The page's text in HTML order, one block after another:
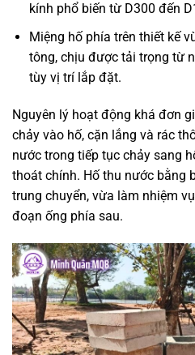
kính phổ biến từ D300 đến
Miệng hố phía trên thiết kế
tông, chịu được tải trọng từ
tùy vị trí lắp đặt.
Nguyên lý hoạt động khá đơn
chảy vào hố, cặn lắng và rác
nước trong tiếp tục chảy sang
thoát chính. Hố thu nước bằng
trung chuyển, vừa làm nhiệm
đoạn ống phía sau.